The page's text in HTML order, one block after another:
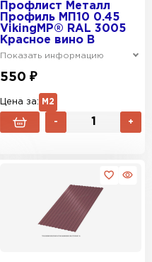
Профлист Металл
Профиль МП10 0.45
VikingMP® RAL 3005
Красное вино B
Показать информацию
550 ₽
Цена за: М2
- +